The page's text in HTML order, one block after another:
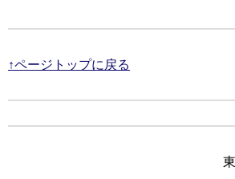
↑ページトップに戻る